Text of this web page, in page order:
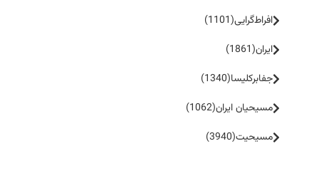
افراط‌گرایی(1101)
ایران(1861)
جفا‌بر‌کلیسا(1340)
مسیحیان ایران(1062)
مسیحیت(3940)